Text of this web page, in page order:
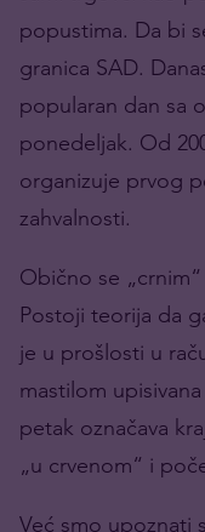
popustima. Da bi
granica SAD.
popularan dan sa
ponedeljak. Od
organizuje prvog
zahvalnosti.
Obično se
Postoji teorija da
je u prošlosti u
mastilom
petak označava
„u crvenom“ i
Već smo upoznati